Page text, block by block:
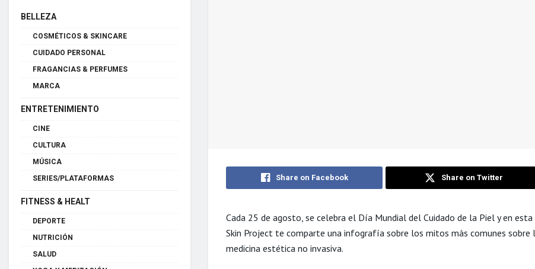
Share on Facebook Share on Twitter
Cada 25 de agosto, se celebra el Día Mundial del Cuidado de la Piel y en esta
Skin Project te comparte una infografía sobre los mitos más comunes sobre
medicina estética no invasiva.
BELLEZA
COSMÉTICOS & SKINCARE
CUIDADO PERSONAL
FRAGANCIAS & PERFUMES
MARCA
ENTRETENIMIENTO
CINE
CULTURA
MÚSICA
SERIES/PLATAFORMAS
FITNESS & HEALT
DEPORTE
NUTRICIÓN
SALUD